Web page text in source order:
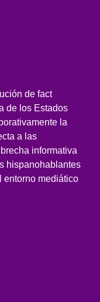
de fact
de los Estados
la
a las
informativa
hispanohablantes
entorno mediático